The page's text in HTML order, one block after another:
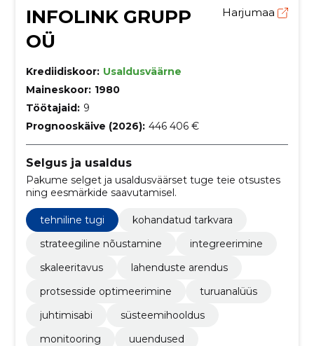
INFOLINK GRUPP
OÜ
Harjumaa
Krediidiskoor: Usaldusväärne
Maineskoor: 1980
Töötajaid: 9
Prognooskäive (2026): 446 406 €
Selgus ja usaldus
Pakume selget ja usaldusväärset tuge teie otsustes
ning eesmärkide saavutamisel.
tehniline tugi
kohandatud tarkvara
strateegiline nõustamine
integreerimine
skaleeritavus
lahenduste arendus
protsesside optimeerimine
turuanalüüs
juhtimisabi
süsteemihooldus
monitooring
uuendused